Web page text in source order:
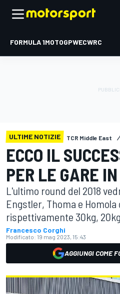
FORMULA 1MOTOGPWECWRC
ULTIME NOTIZIE TCR Middle East
ECCO IL
PER LE GARE
L'ultimo round del 2018
Engstler, Thoma e
rispettivamente 30kg, 20kg
Francesco Corghi
Modificato: 19 mag 2023, 15:43
AGGIUNGI COME